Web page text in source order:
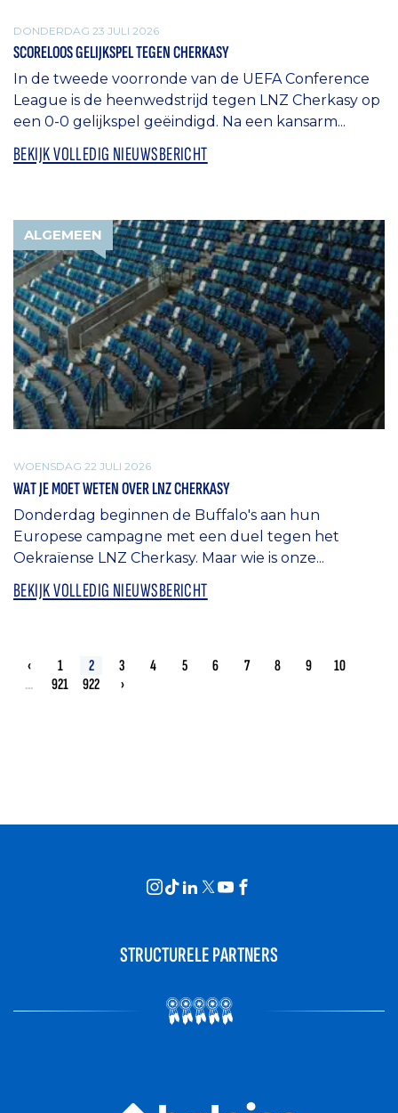
DONDERDAG 23 JULI 2026
SCORELOOS GELIJKSPEL TEGEN CHERKASY
In de tweede voorronde van de UEFA Conference
League is de heenwedstrijd tegen LNZ Cherkasy op
een 0-0 gelijkspel geëindigd. Na een kansarm...
BEKIJK VOLLEDIG NIEUWSBERICHT
ALGEMEEN
WOENSDAG 22 JULI 2026
WAT JE MOET WETEN OVER LNZ CHERKASY
Donderdag beginnen de Buffalo's aan hun
Europese campagne met een duel tegen het
Oekraïense LNZ Cherkasy. Maar wie is onze...
BEKIJK VOLLEDIG NIEUWSBERICHT
‹ 1 2 3 4 5 6 7 8 9
10
...
921 922 ›
STRUCTURELE PARTNERS